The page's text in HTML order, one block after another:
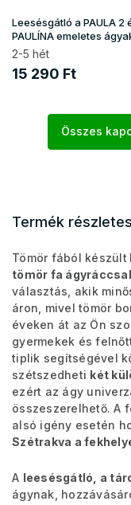
Leesésgátló a PAULA 2
PAULÍNA emeletes
natúr
2-5 hét
15 290 Ft
Összes
Termék
Tömör fából készült
tömör fa ágyráccsal
választás, akik
áron, mivel tömör
éveken át az Ön
gyermekek és
tiplik segítségével
szétszedheti két
ezért az ágy
összeszerelhető. A
alsó igény esetén
Szétrakva a
A leesésgátló, a
ágynak,